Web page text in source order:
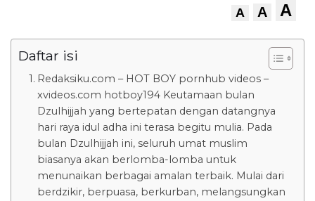
A A A
Daftar isi
Redaksiku.com – HOT BOY pornhub videos –
xvideos.com hotboy194 Keutamaan bulan
Dzulhijjah yang bertepatan dengan datangnya
hari raya idul adha ini terasa begitu mulia. Pada
bulan Dzulhijjah ini, seluruh umat muslim
biasanya akan berlomba-lomba untuk
menunaikan berbagai amalan terbaik. Mulai dari
berdzikir, berpuasa, berkurban, melangsungkan